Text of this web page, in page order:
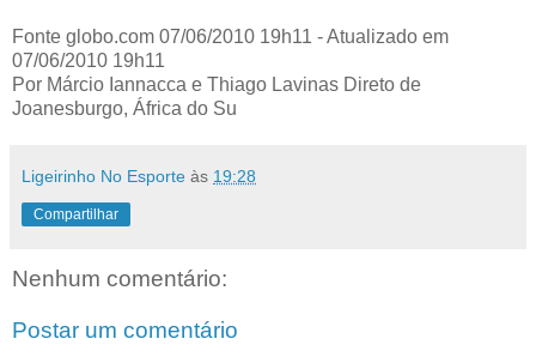
Fonte globo.com 07/06/2010 19h11 - Atualizado em
07/06/2010 19h11
Por Márcio Iannacca e Thiago Lavinas Direto de
Joanesburgo, África do Su
Ligeirinho No Esporte às 19:28
Compartilhar
Nenhum comentário:
Postar um comentário